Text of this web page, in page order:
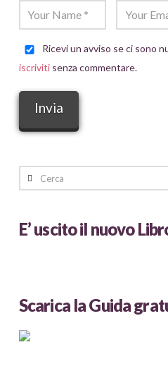
Ricevi un avviso se ci sono
iscrivitisenza commentare.
Cerca
E’ uscito il nuovo
Scarica la Guida